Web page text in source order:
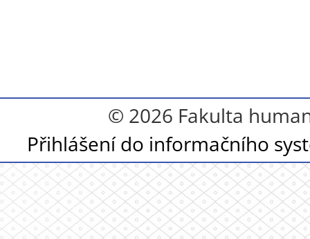
© 2026 Fakulta
Přihlášení do informačního